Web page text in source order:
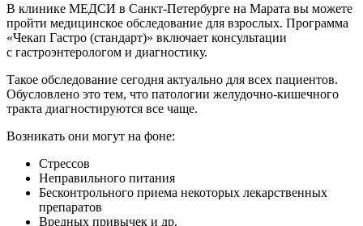
В клинике МЕДСИ в Санкт-Петербурге на Марата вы можете
пройти медицинское обследование для взрослых. Программа
«Чекап Гастро (стандарт)» включает консультации
с гастроэнтерологом и диагностику.
Такое обследование сегодня актуально для всех пациентов.
Обусловлено это тем, что патологии желудочно-кишечного
тракта диагностируются все чаще.
Возникать они могут на фоне:
Стрессов
Неправильного питания
Бесконтрольного приема некоторых лекарственных
препаратов
Вредных привычек и др.